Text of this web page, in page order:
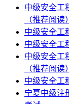
中级安全工
（推荐阅读）
中级安全工
中级安全工
中级安全工
（推荐阅读）
中级安全工
宁夏中级注